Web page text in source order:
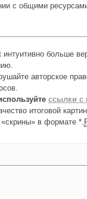
с общими
больше
авторское
ссылки с
итоговой
«скрины» в формате *.